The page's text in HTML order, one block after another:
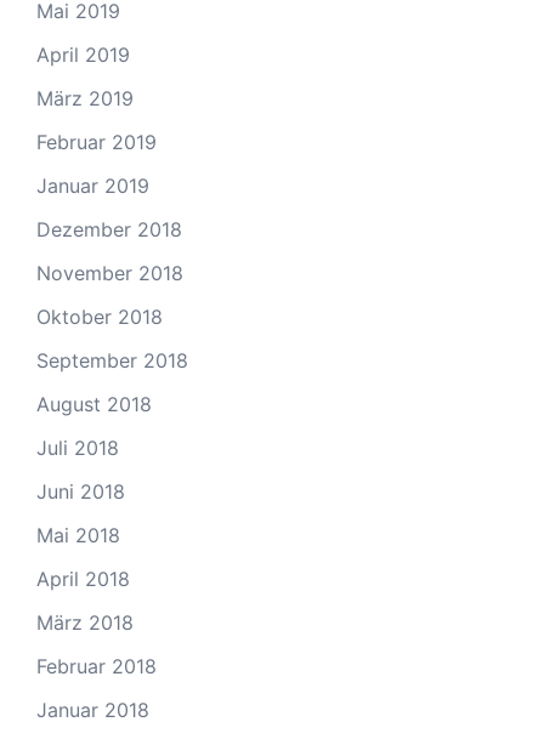
Mai 2019
April 2019
März 2019
Februar 2019
Januar 2019
Dezember 2018
November 2018
Oktober 2018
September 2018
August 2018
Juli 2018
Juni 2018
Mai 2018
April 2018
März 2018
Februar 2018
Januar 2018